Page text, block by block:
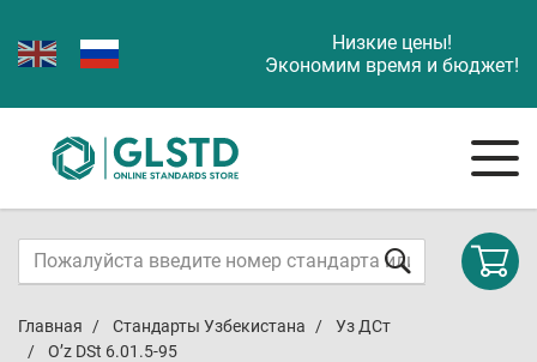
Низкие цены!
Экономим время и бюджет!
Главная Стандарты Узбекистана
Уз ДСт
O’z DSt 6.01.5-95